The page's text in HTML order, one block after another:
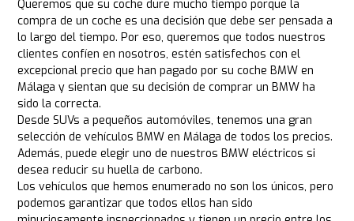
Queremos que su coche dure mucho tiempo porque la
compra de un coche es una decisión que debe ser pensada a
lo largo del tiempo. Por eso, queremos que todos nuestros
clientes confíen en nosotros, estén satisfechos con el
excepcional precio que han pagado por su coche BMW en
Málaga y sientan que su decisión de comprar un BMW ha
sido la correcta.
Desde SUVs a pequeños automóviles, tenemos una gran
selección de vehículos BMW en Málaga de todos los precios.
Además, puede elegir uno de nuestros BMW eléctricos si
desea reducir su huella de carbono.
Los vehículos que hemos enumerado no son los únicos, pero
podemos garantizar que todos ellos han sido